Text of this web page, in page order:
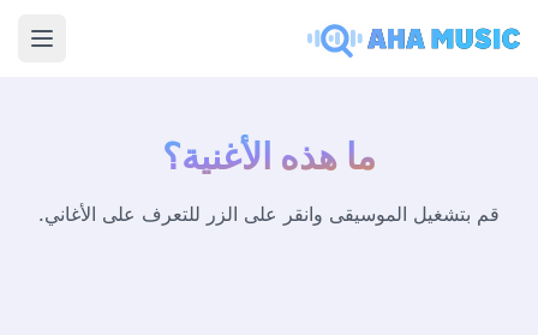
ما هذه الأغنية؟
قم بتشغيل الموسيقى وانقر على الزر للتعرف على الأغاني.